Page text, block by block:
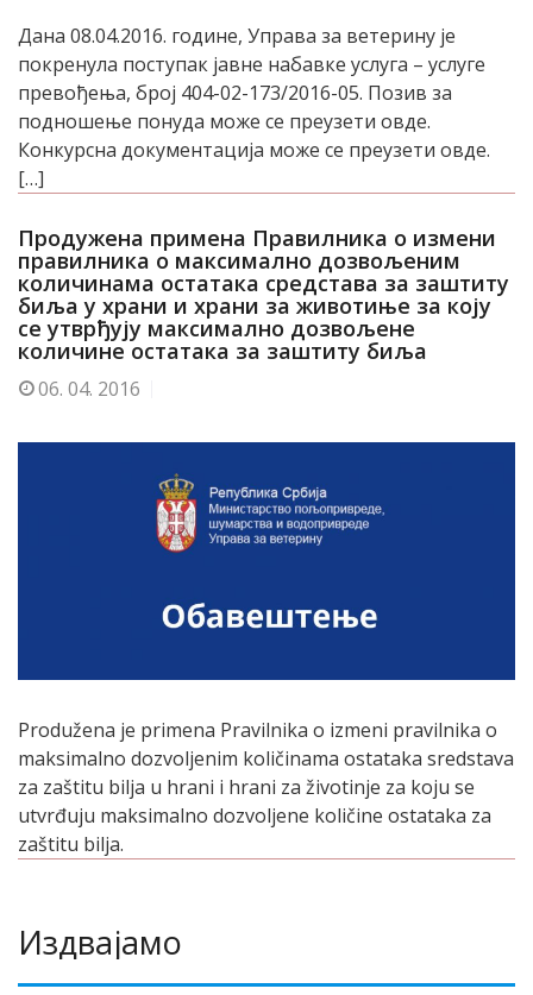
Дана 08.04.2016. године, Управа за ветерину је
покренула поступак јавне набавке услуга – услуге
превођења, број 404-02-173/2016-05. Пoзив зa
пoднoшeњe пoнудa мoжe сe прeузeти oвдe.
Кoнкурснa дoкумeнтaциja мoжe сe прeузeти oвдe.
[…]
Продужена примена Правилника о измени
правилника о максимално дозвољеним
количинама остатака средстава за заштиту
биља у храни и храни за животиње за коју
се утврђују максимално дозвољене
количине остатака за заштиту биља
06. 04. 2016
Produžena je primena Pravilnika o izmeni pravilnika o
maksimalno dozvolјenim količinama ostataka sredstava
za zaštitu bilјa u hrani i hrani za životinje za koju se
utvrđuju maksimalno dozvolјene količine ostataka za
zaštitu bilјa.
Издвајамо